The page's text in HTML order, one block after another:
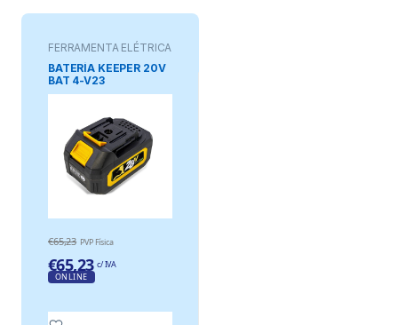
FERRAMENTA ELÉTRICA
BATERÍA KEEPER 20V
BAT 4-V23
€65,23 PVP Física
€65,23 c/ IVA
ONLINE